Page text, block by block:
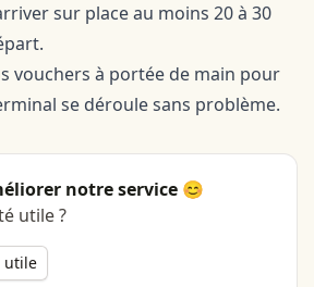
sur place au moins 20 à 30
vouchers à portée de main pour
se déroule sans problème.
notre service 😊
utile ?
utile